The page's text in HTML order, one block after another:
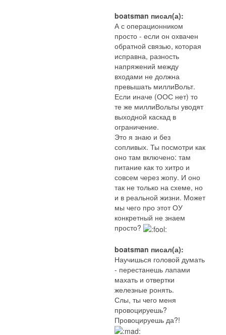
boatsman писал(а):
А с операционником
просто - если он охвачен
обратной связью, которая
исправна, разность
напряжений между
входами не должна
превышать миллиВольт.
Если иначе (ООС нет) то
те же миллиВольты уводят
выходной каскад в
ограничение.
Это я знаю и без
сопливых. Ты посмотри как
оно там включено: там
питание как то хитро и
совсем через жопу. И оно
так не только на схеме, но
и в реальной жизни. Может
мы чего про этот ОУ
конкретный не знаем
просто?
boatsman писал(а):
Научишься головой думать
- перестанешь лапами
махать и отвертки
железные ронять.
Слы, ты чего меня
провоцируешь?
Провоцируешь да?!